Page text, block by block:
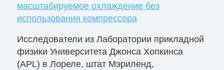
масштабируемое охлаждение без
использования компрессора
Исследователи из Лаборатории прикладной
физики Университета Джонса Хопкинса
(APL) в Лореле, штат Мэриленд,